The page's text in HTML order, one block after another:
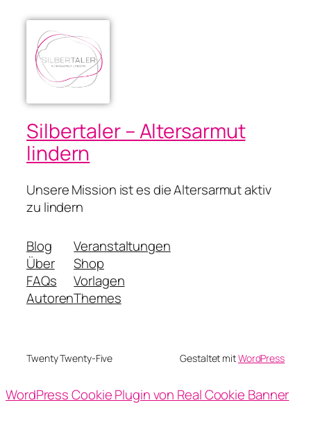
Silbertaler – Altersarmut
lindern
Unsere Mission ist es die Altersarmut aktiv
zu lindern
Blog
Über
FAQs
Autoren
Veranstaltungen
Shop
Vorlagen
Themes
Twenty Twenty-Five Gestaltet mitWordPress
WordPress Cookie Plugin von Real Cookie Banner